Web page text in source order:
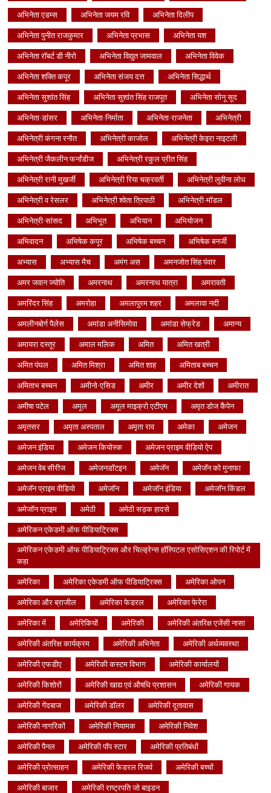
अभिनेता एडम्स अभिनेता जयम रवि अभिनेता दिलीप
अभिनेता पुनीत राजकुमार अभिनेता प्रभास अभिनेता यश
अभिनेता रॉबर्ट डी नीरो अभिनेता विद्युत जामवाल अभिनेता विवेक
अभिनेता शक्ति कपूर अभिनेता संजय दत्त अभिनेता सिद्धार्थ
अभिनेता सुशांत सिंह अभिनेता सुशांत सिंह राजपूत अभिनेता सोनू सूद
अभिनेता-डांसर अभिनेता-निर्माता अभिनेता-राजनेता अभिनेत्री
अभिनेत्री कंगना रनौत अभिनेत्री काजोल अभिनेत्री केइरा नाइटली
अभिनेत्री जैकलीन फर्नांडीज अभिनेत्री रकुल प्रीत सिंह
अभिनेत्री रानी मुखर्जी अभिनेत्री रिया चक्रवर्ती अभिनेत्री लुवीना लोध
अभिनेत्री व रेसलर अभिनेत्री श्वेता त्रिपाठी अभिनेत्री-मॉडल
अभिनेत्री-सांसद अभिभूत अभियान अभियोजन
अभिवादन अभिषेक कपूर अभिषेक बच्चन अभिषेक बनर्जी
अभ्यास अभ्यास मैच अमंग अस अमनजोत सिंह पंवार
अमर जवान ज्योति अमरनाथ अमरनाथ यात्रा अमरावती
अमरिंदर सिंह अमरोहा अमलापुरम शहर अमलावा नदी
अमलीनबोर्ग पैलेस अमांडा अनीसिमोवा अमांडा सेफ्रेड अमान्य
अमायरा दस्तूर अमाल मलिक अमित अमित खत्री
अमित पंघल अमित मिश्रा अमित शाह अमिताब बच्चन
अमिताभ बच्चन अमीनो-एसिड अमीर अमीर देशों अमीरात
अमीषा पटेल अमूल अमूल माइक्रो एटीएम अमृत डोज कैंपेन
अमृतसर अमृता अस्पताल अमृता राव अमेका अमेजन
अमेजन इंडिया अमेजन कियोस्क अमेजन प्राइम वीडियो ऐप
अमेजन वेब सीरीज अमेजनडॉटइन अमेजॅन अमेजॅन को मुनाफा
अमेजॅन प्राइम वीडियो अमेजॉन अमेजॉन इंडिया अमेजॉन किंडल
अमेजॉन प्राइम अमेठी अमेठी सड़क हादसे
अमेरिकन एकेडमी ऑफ पीडियाट्रिक्स
अमेरिकन एकेडमी ऑफ पीडियाट्रिक्स और चिल्ड्रेन्स हॉस्पिटल एसोसिएशन की रिपोर्ट में
कहा
अमेरिका अमेरिका एकेडमी ऑफ पीडियाट्रिक्स अमेरिका ओपन
अमेरिका और ब्राजील अमेरिका फेडरल अमेरिका फेरेरा
अमेरिका में अमेरिकियों अमेरिकी अमेरिकी अंतरिक्ष एजेंसी नासा
अमेरिकी अंतरिक्ष कार्यक्रम अमेरिकी अभिनेता अमेरिकी अर्थव्यवस्था
अमेरिकी एफडीए अमेरिकी कस्टम विभाग अमेरिकी कार्यालयों
अमेरिकी किशोरों अमेरिकी खाद्य एवं औषधि प्रशासन अमेरिकी गायक
अमेरिकी गेंदबाज अमेरिकी डॉलर अमेरिकी दूतावास
अमेरिकी नागरिकों अमेरिकी नियामक अमेरिकी निवेश
अमेरिकी पैनल अमेरिकी पॉप स्टार अमेरिकी प्रतिबंधों
अमेरिकी प्रोत्साहन अमेरिकी फेडरल रिजर्व अमेरिकी बच्चों
अमेरिकी बाजार अमेरिकी राष्ट्रपति जो बाइडन